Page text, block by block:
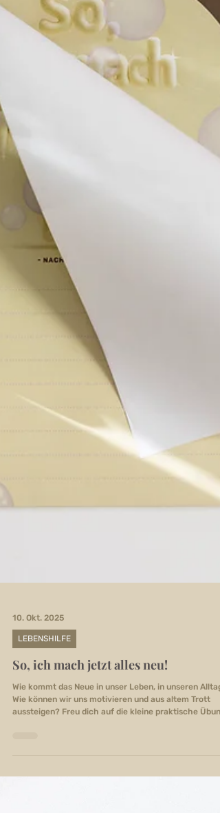
10. Okt. 2025
LEBENSHILFE
So, ich mach jetzt alles neu!
in diesem Blogbeitrag und kreiere heute schon Neues!